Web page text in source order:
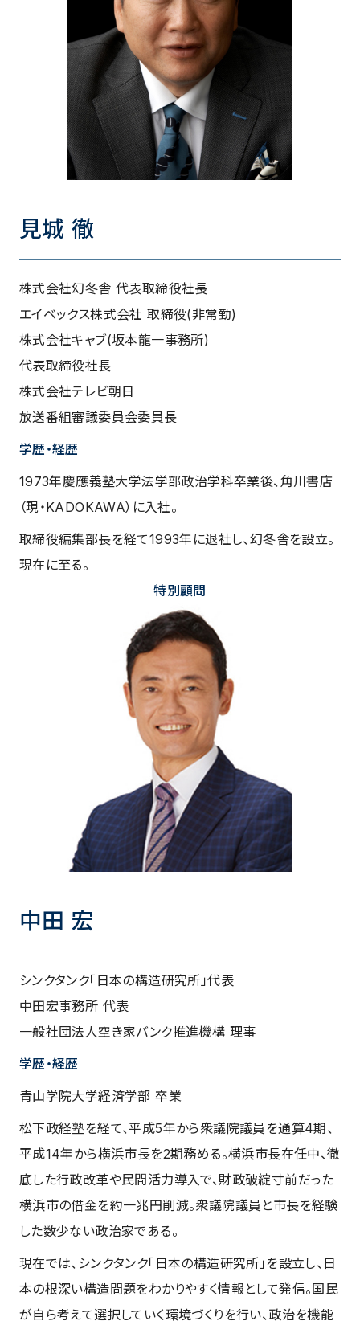
見城 徹
株式会社幻冬舎 代表取締役社長
エイベックス株式会社 取締役(非常勤)
株式会社キャブ(坂本龍一事務所)
代表取締役社長
株式会社テレビ朝日
放送番組審議委員会委員長
学歴・経歴
1973年慶應義塾大学法学部政治学科卒業後、角川書店
（現・KADOKAWA）に入社。
取締役編集部長を経て1993年に退社し、幻冬舎を設立。
現在に至る。
特別顧問
中田 宏
シンクタンク「日本の構造研究所」代表
中田宏事務所 代表
一般社団法人空き家バンク推進機構 理事
学歴・経歴
青山学院大学経済学部 卒業
松下政経塾を経て、平成5年から衆議院議員を通算4期、
平成14年から横浜市長を2期務める。横浜市長在任中、徹
底した行政改革や民間活力導入で、財政破綻寸前だった
横浜市の借金を約一兆円削減。衆議院議員と市長を経験
した数少ない政治家である。
現在では、シンクタンク「日本の構造研究所」を設立し、日
本の根深い構造問題をわかりやすく情報として発信。国民
が自ら考えて選択していく環境づくりを行い、政治を機能